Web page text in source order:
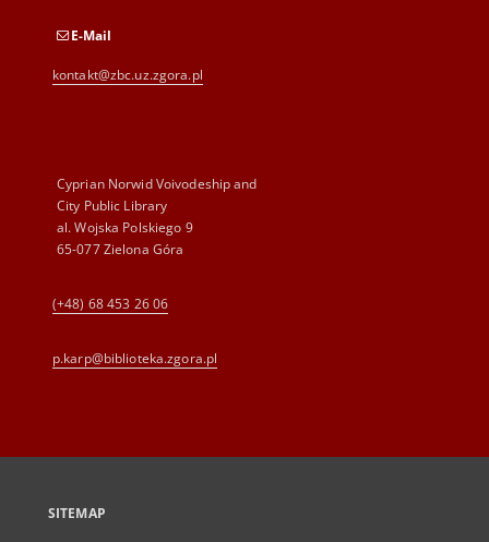
E-Mail
kontakt@zbc.uz.zgora.pl
Cyprian Norwid Voivodeship and
City Public Library
al. Wojska Polskiego 9
65-077 Zielona Góra
(+48) 68 453 26 06
p.karp@biblioteka.zgora.pl
SITEMAP